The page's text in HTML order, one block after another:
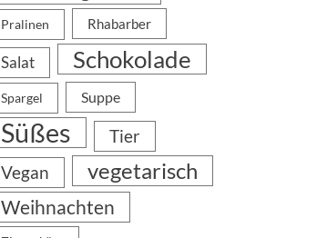
Pralinen Rhabarber
Salat Schokolade
Spargel Suppe
Süßes
Tier
Vegan
vegetarisch
Weihnachten